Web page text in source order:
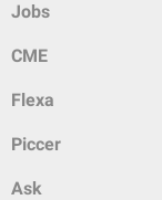
Jobs
CME
Flexa
Piccer
Ask